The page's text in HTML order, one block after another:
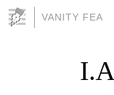
VANITY FEA